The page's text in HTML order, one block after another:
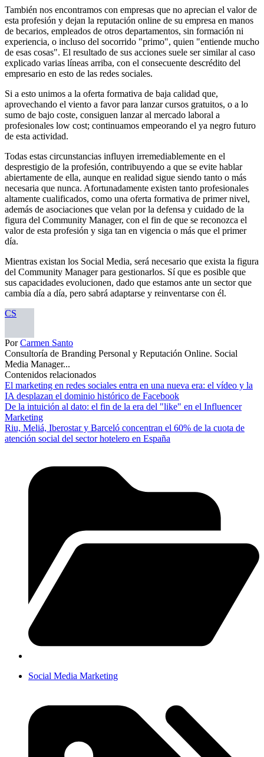
También nos encontramos con empresas que no aprecian el valor de
esta profesión y dejan la reputación online de su empresa en manos
de becarios, empleados de otros departamentos, sin formación ni
experiencia, o incluso del socorrido "primo", quien "entiende mucho
de esas cosas". El resultado de sus acciones suele ser similar al caso
explicado varias líneas arriba, con el consecuente descrédito del
empresario en esto de las redes sociales.
Si a esto unimos a la oferta formativa de baja calidad que,
aprovechando el viento a favor para lanzar cursos gratuitos, o a lo
sumo de bajo coste, consiguen lanzar al mercado laboral a
profesionales low cost; continuamos empeorando el ya negro futuro
de esta actividad.
Todas estas circunstancias influyen irremediablemente en el
desprestigio de la profesión, contribuyendo a que se evite hablar
abiertamente de ella, aunque en realidad sigue siendo tanto o más
necesaria que nunca. Afortunadamente existen tanto profesionales
altamente cualificados, como una oferta formativa de primer nivel,
además de asociaciones que velan por la defensa y cuidado de la
figura del Community Manager, con el fin de que se reconozca el
valor de esta profesión y siga tan en vigencia o más que el primer
día.
Mientras existan los Social Media, será necesario que exista la figura
del Community Manager para gestionarlos. Sí que es posible que
sus capacidades evolucionen, dado que estamos ante un sector que
cambia día a día, pero sabrá adaptarse y reinventarse con él.
CS
PorCarmen Santo
Consultoría de Branding Personal y Reputación Online. Social
Media Manager...
Contenidos relacionados
El marketing en redes sociales entra en una nueva era: el vídeo y la
IA desplazan el dominio histórico de Facebook
De la intuición al dato: el fin de la era del "like" en el Influencer
Marketing
Riu, Meliá, Iberostar y Barceló concentran el 60% de la cuota de
atención social del sector hotelero en España
Social Media Marketing